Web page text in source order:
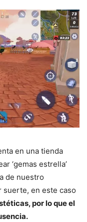
en una tienda
‘gemas estrella’
de nuestro
suerte, en este caso
por lo que el